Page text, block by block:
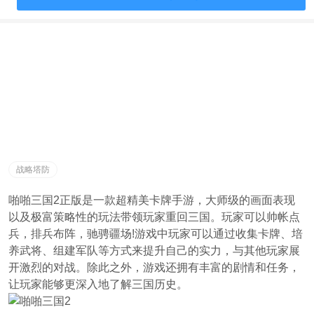
战略塔防
啪啪三国2正版是一款超精美卡牌手游，大师级的画面表现
以及极富策略性的玩法带领玩家重回三国。玩家可以帅帐点
兵，排兵布阵，驰骋疆场!游戏中玩家可以通过收集卡牌、培
养武将、组建军队等方式来提升自己的实力，与其他玩家展
开激烈的对战。除此之外，游戏还拥有丰富的剧情和任务，
让玩家能够更深入地了解三国历史。